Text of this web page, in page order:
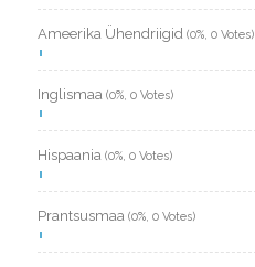
Ameerika Ühendriigid (0%, 0 Votes)
Inglismaa (0%, 0 Votes)
Hispaania (0%, 0 Votes)
Prantsusmaa (0%, 0 Votes)